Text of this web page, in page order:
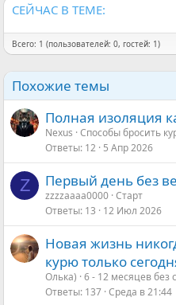
СЕЙЧАС В ТЕМЕ:
Всего: 1 (пользователей: 0, гостей: 1)
Похожие темы
Полная изоляция
Nexus Способы бросить
Ответы 12 5 Апр 2026
Z Первый день без
zzzzaaaa0000 Старт
Ответы 13 12 Июл 2026
Новая жизнь
курю только
Олька) 6 - 12 месяцев без
Ответы 137 Среда в 21:44